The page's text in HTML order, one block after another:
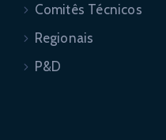
Comitês Técnicos
Regionais
P&D